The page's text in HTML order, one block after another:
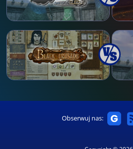
Obserwuj nas: